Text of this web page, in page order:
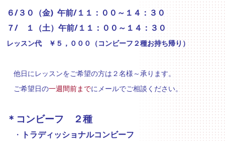
６/３０（金) 午前/１１：００～１４：３０
７/ １（土）午前/１１：００～１４：３０
レッスン代 ￥５，０００（コンビーフ２種お持ち帰り）
他日にレッスンをご希望の方は２名様～承ります。
ご希望日の一週間前までにメールでご相談ください。
＊コンビーフ ２種
・ トラディッショナルコンビーフ